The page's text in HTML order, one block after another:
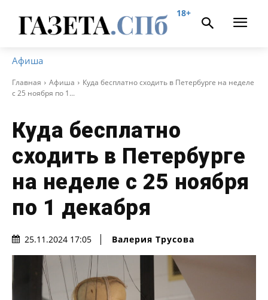
18+
Афиша
Главная Афиша
Куда бесплатно сходить в Петербурге на неделе
с 25 ноября по 1...
Куда бесплатно
сходить в Петербурге
на неделе с 25 ноября
по 1 декабря
25.11.2024 17:05 Валерия Трусова